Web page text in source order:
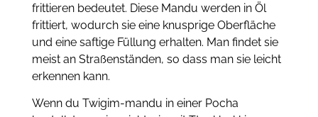
frittieren bedeutet. Diese Mandu werden in Öl
frittiert, wodurch sie eine knusprige Oberfläche
und eine saftige Füllung erhalten. Man findet sie
meist an Straßenständen, so dass man sie leicht
erkennen kann.
Wenn du Twigim-mandu in einer Pocha